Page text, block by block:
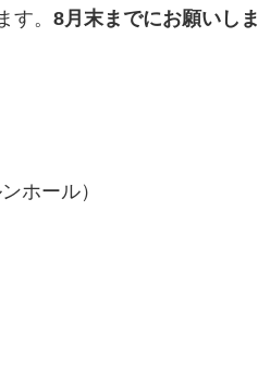
。 8月末までにお願いしま
ホール）